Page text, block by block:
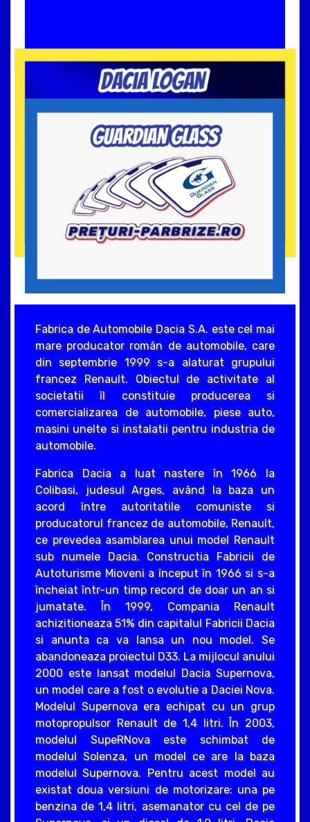
Fabrica de Automobile Dacia S.A. este cel mai
mare producator român de automobile, care
din septembrie 1999 s-a alaturat grupului
francez Renault. Obiectul de activitate al
societatii îl constituie producerea si
comercializarea de automobile, piese auto,
masini unelte si instalatii pentru industria de
automobile.
Fabrica Dacia a luat nastere în 1966 la
Colibasi, judesul Arges, având la baza un
acord între autoritatile comuniste si
producatorul francez de automobile, Renault,
ce prevedea asamblarea unui model Renault
sub numele Dacia. Constructia Fabricii de
Autoturisme Mioveni a început în 1966 si s-a
încheiat într-un timp record de doar un an si
jumatate. În 1999, Compania Renault
achizitioneaza 51% din capitalul Fabricii Dacia
si anunta ca va lansa un nou model. Se
abandoneaza proiectul D33. La mijlocul anului
2000 este lansat modelul Dacia Supernova,
un model care a fost o evolutie a Daciei Nova.
Modelul Supernova era echipat cu un grup
motopropulsor Renault de 1,4 litri. În 2003,
modelul SupeRNova este schimbat de
modelul Solenza, un model ce are la baza
modelul Supernova. Pentru acest model au
existat doua versiuni de motorizare: una pe
benzina de 1,4 litri, asemanator cu cel de pe